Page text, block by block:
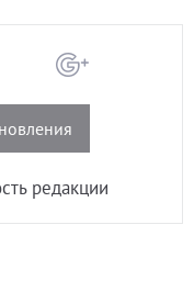
редакции